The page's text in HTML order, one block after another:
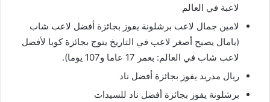
لاعبة في العالم
لامين جمال لاعب برشلونة يفوز بجائزة أفضل لاعب شاب
(يامال يصبح أصغر لاعب في التاريخ يتوج بجائزة كوبا لأفضل
لاعب شاب في العالم: بعمر 17 عاما و107 يوما).
ريال مدريد يفوز بجائزة أفضل ناد
برشلونة يفوز بجائزة أفضل ناد للسيدات